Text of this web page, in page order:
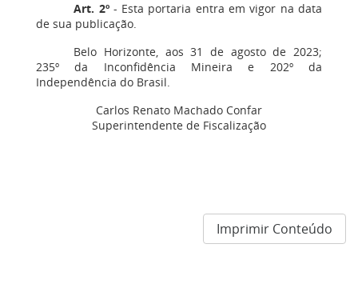
Art. 2º- Esta portaria entra em vigor na data
de sua publicação.
Belo Horizonte, aos 31 de agosto de 2023;
235º da Inconfidência Mineira e 202º da
Independência do Brasil.
Carlos Renato Machado Confar
Superintendente de Fiscalização
Imprimir Conteúdo